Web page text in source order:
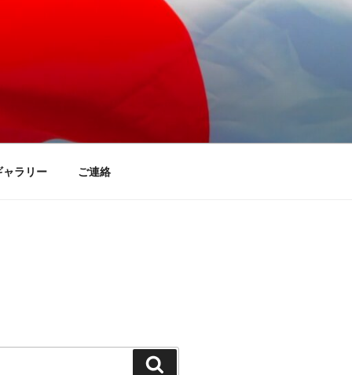
ャラリー ご連絡